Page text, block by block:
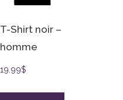
T-Shirt noir –
homme
19.99$